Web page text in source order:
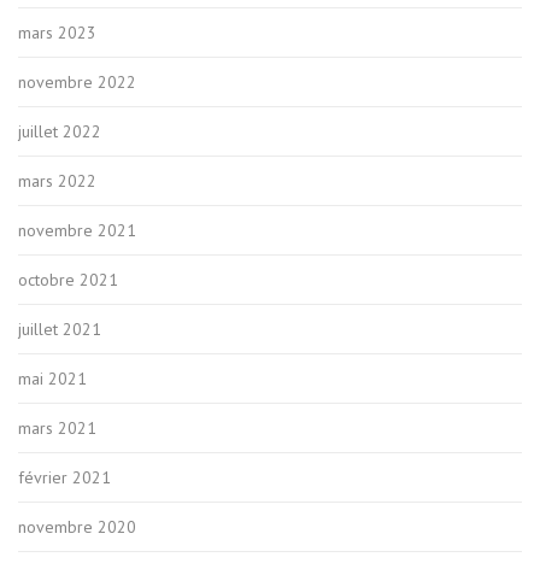
mars 2023
novembre 2022
juillet 2022
mars 2022
novembre 2021
octobre 2021
juillet 2021
mai 2021
mars 2021
février 2021
novembre 2020